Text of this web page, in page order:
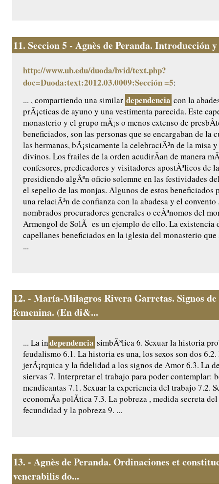
11. Seccion 5 - Agnès de Peranda. Introducción
http://www.ub.edu/duoda/bvid/text.php?
doc=Duoda:text:2012.03.0009:Sección =5:
... , compartiendo una similar dependencia con la
prÃ¡cticas de ayuno y una vestimenta parecida. Este
monasterio y el grupo mÃ¡s o menos extenso de
beneficiados, son las personas que se encargaban de la
las hermanas, bÃ¡sicamente la celebraciÃ³n de la misa
divinos. Los frailes de la orden acudirÃ­an de manera
confesores, predicadores y visitadores apostÃ³licos de
presidiendo algÃºn oficio solemne en las festividades
el sepelio de las monjas. Algunos de estos beneficiados
una relaciÃ³n de confianza con la abadesa y el convento
nombrados procuradores generales o ecÃ³nomos del
Armengol de SolÃ es un ejemplo de ello. La existencia
capellanes beneficiados en la iglesia del monasterio que
...
12. - María-Milagros Rivera Garretas. Signos
femenina. (En di&...
... La independencia simbÃ³lica 6. Sexuar la historia
feudalismo 6.1. La historia es una, los sexos son dos
jerÃ¡rquica y la fidelidad a los signos de Amor 6.3. La
siervas 7. Interpretar el trabajo para poder contemplar:
mendicantas 7.1. Sexuar la experiencia del trabajo 7.2.
economÃ­a polÃ­tica 7.3. La pobreza , medida secreta
fecundidad y la pobreza 9. ...
13. - Agnès de Peranda. Ordinaciones et
venerabilis do...